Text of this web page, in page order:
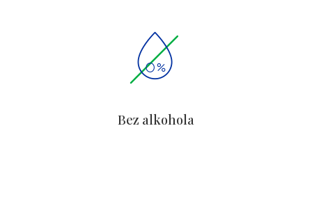
Bez alkohola